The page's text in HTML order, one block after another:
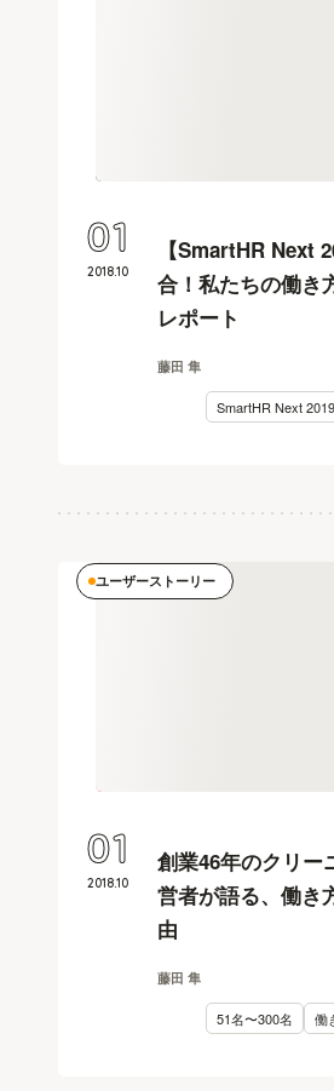
【SmartHR Next
合！私たちの働き
レポート
藤田 隼
SmartHR Next 2019
2018.10
01
ユーザーストーリー
創業46年のクリー
営者が語る、働き
由
藤田 隼
51名〜300名 働
2018.10
01